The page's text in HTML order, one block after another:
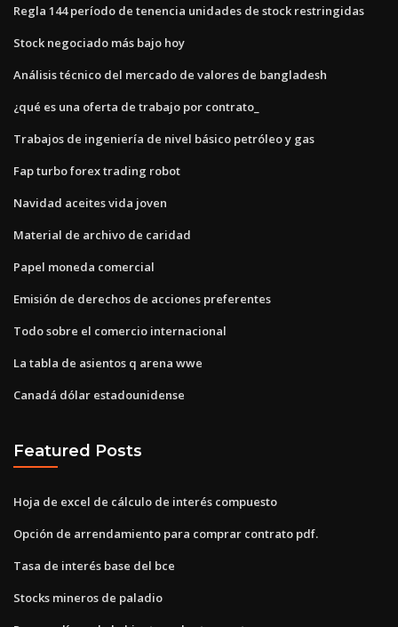
Regla 144 período de tenencia unidades de stock restringidas
Stock negociado más bajo hoy
Análisis técnico del mercado de valores de bangladesh
¿qué es una oferta de trabajo por contrato_
Trabajos de ingeniería de nivel básico petróleo y gas
Fap turbo forex trading robot
Navidad aceites vida joven
Material de archivo de caridad
Papel moneda comercial
Emisión de derechos de acciones preferentes
Todo sobre el comercio internacional
La tabla de asientos q arena wwe
Canadá dólar estadounidense
Featured Posts
Hoja de excel de cálculo de interés compuesto
Opción de arrendamiento para comprar contrato pdf.
Tasa de interés base del bce
Stocks mineros de paladio